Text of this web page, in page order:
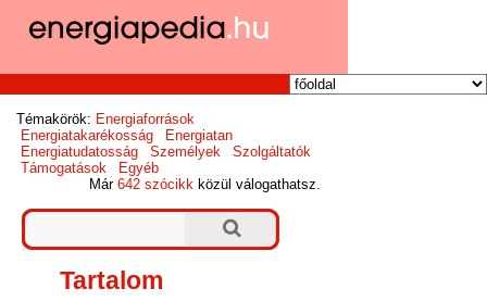
Témakörök: Energiaforrások
Energiatakarékosság
Energiatan
Energiatudatosság
Személyek
Szolgáltatók
Támogatások
Egyéb
Már642 szócikk közül válogathatsz.
Tartalom